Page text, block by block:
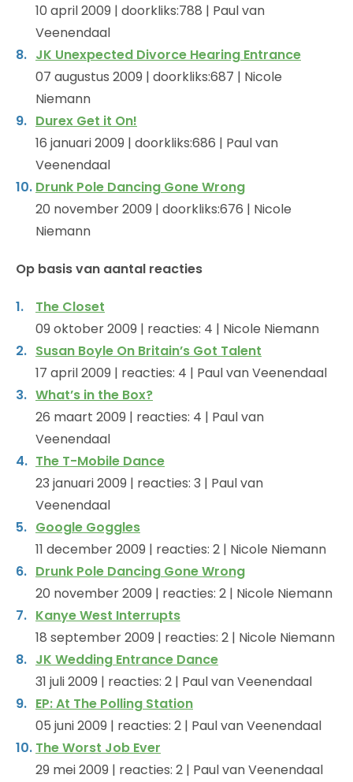
10 april 2009 | doorkliks:788 | Paul van
Veenendaal
JK Unexpected Divorce Hearing Entrance
07 augustus 2009 | doorkliks:687 | Nicole
Niemann
Durex Get it On!
16 januari 2009 | doorkliks:686 | Paul van
Veenendaal
Drunk Pole Dancing Gone Wrong
20 november 2009 | doorkliks:676 | Nicole
Niemann
Op basis van aantal reacties
The Closet
09 oktober 2009 | reacties: 4 | Nicole Niemann
Susan Boyle On Britain’s Got Talent
17 april 2009 | reacties: 4 | Paul van Veenendaal
What’s in the Box?
26 maart 2009 | reacties: 4 | Paul van
Veenendaal
The T-Mobile Dance
23 januari 2009 | reacties: 3 | Paul van
Veenendaal
Google Goggles
11 december 2009 | reacties: 2 | Nicole Niemann
Drunk Pole Dancing Gone Wrong
20 november 2009 | reacties: 2 | Nicole Niemann
Kanye West Interrupts
18 september 2009 | reacties: 2 | Nicole Niemann
JK Wedding Entrance Dance
31 juli 2009 | reacties: 2 | Paul van Veenendaal
EP: At The Polling Station
05 juni 2009 | reacties: 2 | Paul van Veenendaal
The Worst Job Ever
29 mei 2009 | reacties: 2 | Paul van Veenendaal